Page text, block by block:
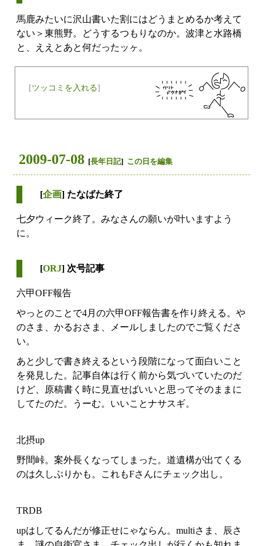
馬鹿みたいに沢山書いた割にはどうまとめるか考えて
ない＞東熊野。どうするつもりなのか。波津と水路橋
と、ええとあと何だったッヶ。
[ツッコミを入れる]
2009-07-08 [長年日記] この日を編集
[企画] たなばた終了
七夕ウィーク終了。みなさんの願いが叶いますよう
に。
[ORJ] 次号記事
六甲OFF報告
やっとのことで4月の六甲OFF報告書を作り終える。や
のさま、かるおさま、メールしましたのでご覧くださ
い。
あと少しで書き終えるという段階になって面白いこと
を発見した。記事自体は行く前から気づいていたのだ
けど、原稿書く時に見直せばいいと思ってそのままに
してたのだ。うーむ。いいことナサスギ。
北摂up
野間峠。案外長くなってしまった。道遺構が出てくる
のは久しぶりかも。これもFさんにチェック出し。
TRDB
upはしてるんだが修正せにゃならん。multiさま、辰さ